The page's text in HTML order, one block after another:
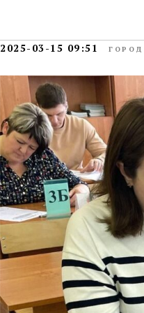
Родители
2025-03-15 09:51